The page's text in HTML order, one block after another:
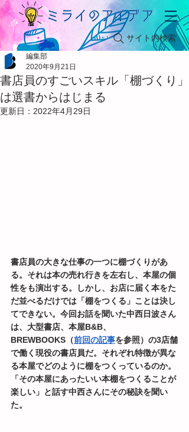
サイト内検索
書店員のすごいスキル「棚づくり」
は選書からはじまる
編集部
2020年9月21日
更新日： 2022年4月29日
書店員の大きな仕事の一つに棚づくりがあ
る。それは本の売れ行きを左右し、本屋の個
性をも演出する。しかし、お店に届く本をた
だ並べるだけでは「棚をつくる」ことは決し
てできない。今回お話を聞いた中西日波さん
は、大型書店、本屋B&B、
BREWBOOKS（前回の記事を参照）の3店舗
で働く現役の書店員だ。それぞれ特徴が異な
る本屋でどのように棚をつくっているのか。
「その本屋にあったいい本棚をつくることが
楽しい」と話す中西さんにその秘訣を聞い
た。